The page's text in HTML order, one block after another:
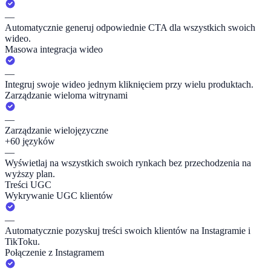
—
Automatycznie generuj odpowiednie CTA dla wszystkich swoich
wideo.
Masowa integracja wideo
—
Integruj swoje wideo jednym kliknięciem przy wielu produktach.
Zarządzanie wieloma witrynami
—
Zarządzanie wielojęzyczne
+60 języków
—
Wyświetlaj na wszystkich swoich rynkach bez przechodzenia na
wyższy plan.
Treści UGC
Wykrywanie UGC klientów
—
Automatycznie pozyskuj treści swoich klientów na Instagramie i
TikToku.
Połączenie z Instagramem